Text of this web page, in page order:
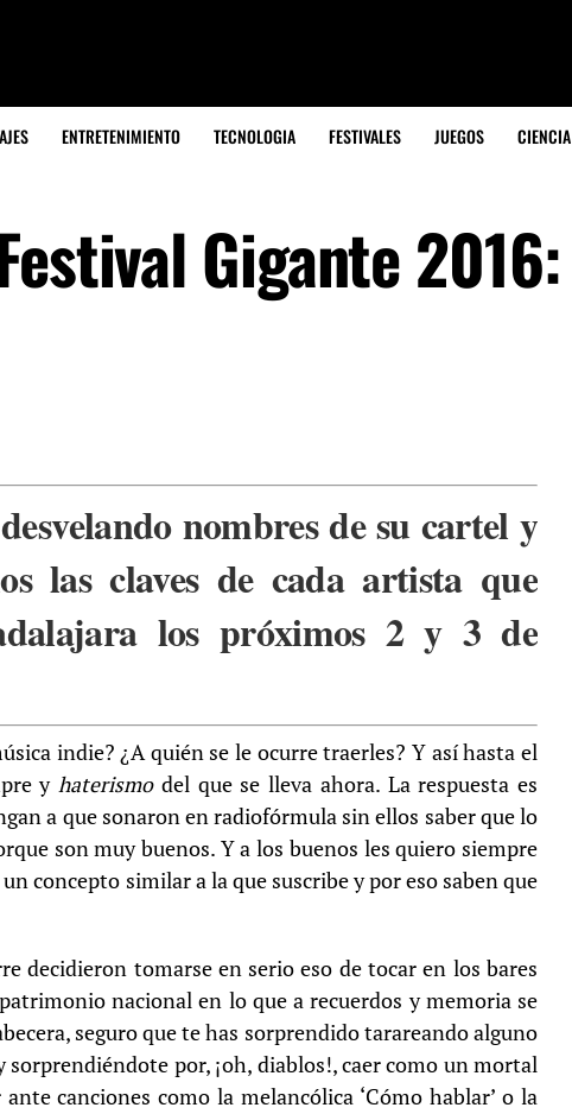
ENTRETENIMIENTO TECNOLOGIA FESTIVALES JUEGOS CIENCIA
Gigante 2016:
nombres de su cartel y
las claves de cada artista que
los próximos 2 y 3 de
indie? ¿A quién se le ocurre traerles? Y así hasta el
yhaterismodel que se lleva ahora. La respuesta es
a que sonaron en radiofórmula sin ellos saber que lo
son muy buenos. Y a los buenos les quiero siempre
concepto similar a la que suscribe y por eso saben que
decidieron tomarse en serio eso de tocar en los bares
nacional en lo que a recuerdos y memoria se
seguro que te has sorprendido tarareando alguno
por, ¡oh, diablos!, caer como un mortal
canciones como la melancólica ‘Cómo hablar’ o la